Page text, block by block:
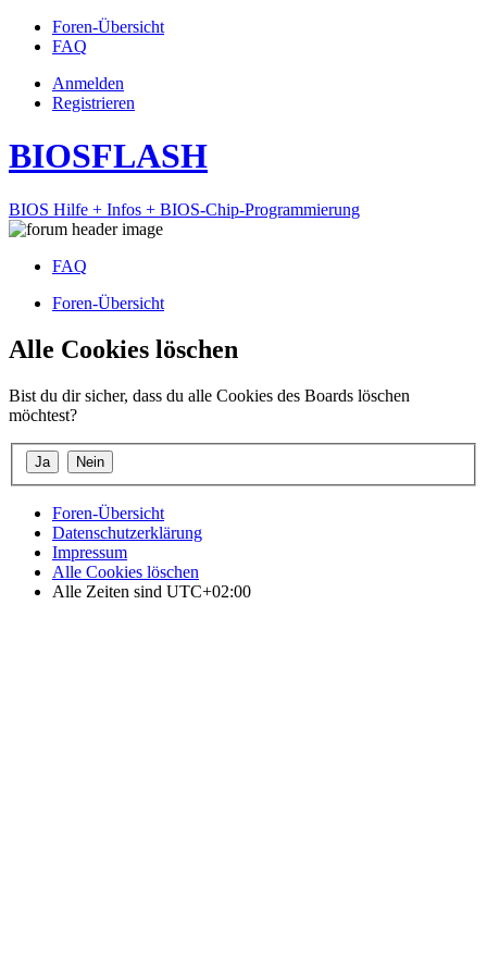
Foren-Übersicht
FAQ
Anmelden
Registrieren
BIOSFLASH
BIOS Hilfe + Infos + BIOS-Chip-Programmierung
FAQ
Foren-Übersicht
Alle Cookies löschen
Bist du dir sicher, dass du alle Cookies des Boards löschen
möchtest?
Foren-Übersicht
Datenschutzerklärung
Impressum
Alle Cookies löschen
Alle Zeiten sind UTC+02:00